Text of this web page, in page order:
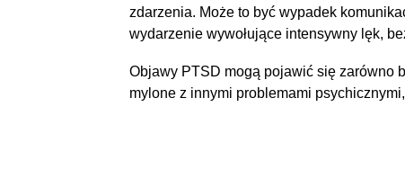
zdarzenia. Może to być wypadek
wydarzenie wywołujące intensywny lęk,
Objawy PTSD mogą pojawić się zarówno
mylone z innymi problemami